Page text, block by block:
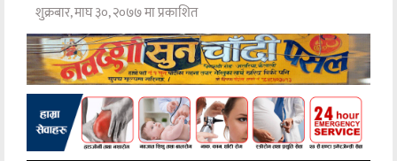
शुक्रबार, माघ ३०, २०७७ मा प्रकाशित